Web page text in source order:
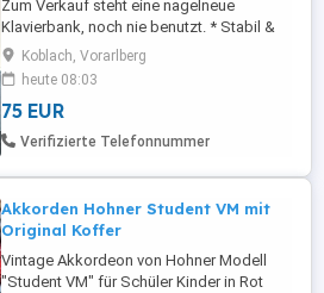
Zum Verkauf steht eine nagelneue
Klavierbank, noch nie benutzt. * Stabil &
hochwertig verarbeitet ideal für Klavier
oder E-Piano * Bequeme Sitzfläche für
längeres Spielen * Klassisches, elegantes
Design in Schwarz (zeitlos & passend zu
jedem Instrument) Perfekt für Einsteiger,
Koblach, Vorarlberg
heute 08:03
75 EUR
Verifizierte Telefonnummer
Akkorden Hohner Student VM mit
Original Koffer
Vintage Akkordeon von Hohner Modell
"Student VM" für Schüler Kinder in Rot